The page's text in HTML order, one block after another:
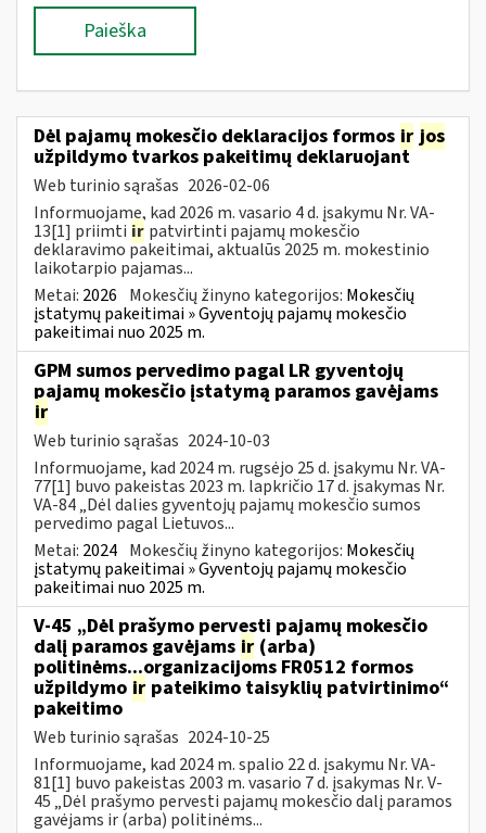
Paieška
Dėl pajamų mokesčio deklaracijos formos ir jos
užpildymo tvarkos pakeitimų deklaruojant
Web turinio sąrašas 2026-02-06
Informuojame, kad 2026 m. vasario 4 d. įsakymu Nr. VA-
13[1] priimti ir patvirtinti pajamų mokesčio
deklaravimo pakeitimai, aktualūs 2025 m. mokestinio
laikotarpio pajamas...
Metai: 2026 Mokesčių žinyno kategorijos: Mokesčių
įstatymų pakeitimai » Gyventojų pajamų mokesčio
pakeitimai nuo 2025 m.
GPM sumos pervedimo pagal LR gyventojų
pajamų mokesčio įstatymą paramos gavėjams
ir
Web turinio sąrašas 2024-10-03
Informuojame, kad 2024 m. rugsėjo 25 d. įsakymu Nr. VA-
77[1] buvo pakeistas 2023 m. lapkričio 17 d. įsakymas Nr.
VA-84 „Dėl dalies gyventojų pajamų mokesčio sumos
pervedimo pagal Lietuvos...
Metai: 2024 Mokesčių žinyno kategorijos: Mokesčių
įstatymų pakeitimai » Gyventojų pajamų mokesčio
pakeitimai nuo 2025 m.
V-45 „Dėl prašymo pervesti pajamų mokesčio
dalį paramos gavėjams ir (arba)
politinėms...organizacijoms FR0512 formos
užpildymo ir pateikimo taisyklių patvirtinimo“
pakeitimo
Web turinio sąrašas 2024-10-25
Informuojame, kad 2024 m. spalio 22 d. įsakymu Nr. VA-
81[1] buvo pakeistas 2003 m. vasario 7 d. įsakymas Nr. V-
45 „Dėl prašymo pervesti pajamų mokesčio dalį paramos
gavėjams ir (arba) politinėms...